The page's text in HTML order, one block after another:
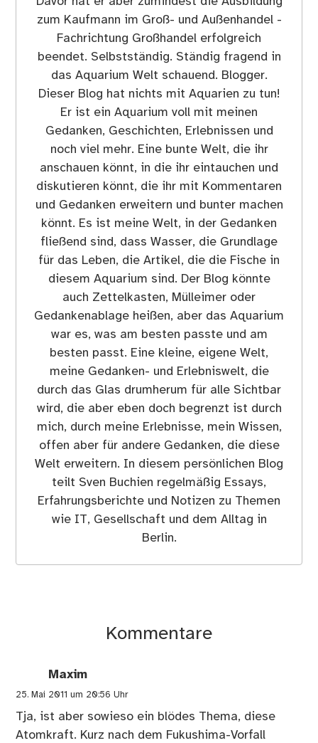
zum Kaufmann im Groß- und Außenhandel -
Fachrichtung Großhandel erfolgreich
beendet. Selbstständig. Ständig fragend in
das Aquarium Welt schauend. Blogger.
Dieser Blog hat nichts mit Aquarien zu tun!
Er ist ein Aquarium voll mit meinen
Gedanken, Geschichten, Erlebnissen und
noch viel mehr. Eine bunte Welt, die ihr
anschauen könnt, in die ihr eintauchen und
diskutieren könnt, die ihr mit Kommentaren
und Gedanken erweitern und bunter machen
könnt. Es ist meine Welt, in der Gedanken
fließend sind, dass Wasser, die Grundlage
für das Leben, die Artikel, die die Fische in
diesem Aquarium sind. Der Blog könnte
auch Zettelkasten, Mülleimer oder
Gedankenablage heißen, aber das Aquarium
war es, was am besten passte und am
besten passt. Eine kleine, eigene Welt,
meine Gedanken- und Erlebniswelt, die
durch das Glas drumherum für alle Sichtbar
wird, die aber eben doch begrenzt ist durch
mich, durch meine Erlebnisse, mein Wissen,
offen aber für andere Gedanken, die diese
Welt erweitern. In diesem persönlichen Blog
teilt Sven Buchien regelmäßig Essays,
Erfahrungsberichte und Notizen zu Themen
wie IT, Gesellschaft und dem Alltag in
Berlin.
Kommentare
Maxim
25. Mai 2011 um 20:56 Uhr
Tja, ist aber sowieso ein blödes Thema, diese
Atomkraft. Kurz nach dem Fukushima-Vorfall